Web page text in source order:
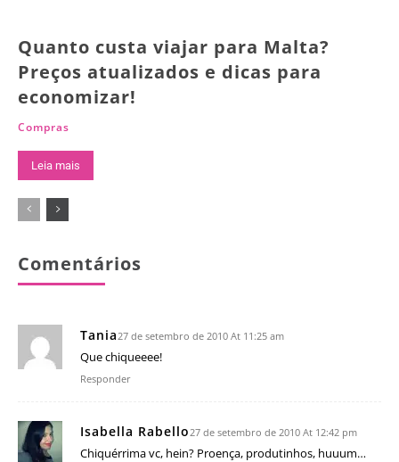
Quanto custa viajar para Malta?
Preços atualizados e dicas para
economizar!
Compras
Leia mais
Comentários
Tania 27 de setembro de 2010 At 11:25 am
Que chiqueeee!
Responder
Isabella Rabello 27 de setembro de 2010 At 12:42 pm
Chiquérrima vc, hein? Proença, produtinhos, huuum…